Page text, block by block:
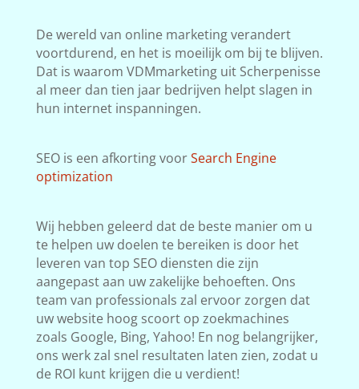
De wereld van online marketing verandert
voortdurend, en het is moeilijk om bij te blijven.
Dat is waarom VDMmarketing uit Scherpenisse
al meer dan tien jaar bedrijven helpt slagen in
hun internet inspanningen.
SEO is een afkorting voorSearch Engine
optimization
Wij hebben geleerd dat de beste manier om u
te helpen uw doelen te bereiken is door het
leveren van top SEO diensten die zijn
aangepast aan uw zakelijke behoeften. Ons
team van professionals zal ervoor zorgen dat
uw website hoog scoort op zoekmachines
zoals Google, Bing, Yahoo! En nog belangrijker,
ons werk zal snel resultaten laten zien, zodat u
de ROI kunt krijgen die u verdient!